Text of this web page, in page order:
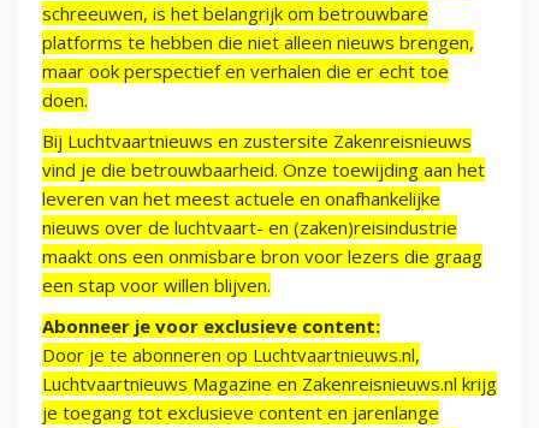
schreeuwen, is het belangrijk om betrouwbare
platforms te hebben die niet alleen nieuws brengen,
maar ook perspectief en verhalen die er echt toe
doen.
Bij Luchtvaartnieuws en zustersite Zakenreisnieuws
vind je die betrouwbaarheid. Onze toewijding aan het
leveren van het meest actuele en onafhankelijke
nieuws over de luchtvaart- en (zaken)reisindustrie
maakt ons een onmisbare bron voor lezers die graag
een stap voor willen blijven.
Abonneer je voor exclusieve content:
Door je te abonneren op Luchtvaartnieuws.nl,
Luchtvaartnieuws Magazine en Zakenreisnieuws.nl krijg
je toegang tot exclusieve content en jarenlange